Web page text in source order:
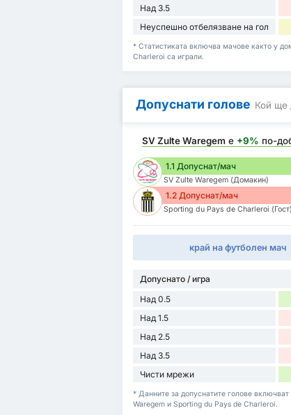
Над 3.5
Неуспешно отбелязване на гол
* Статистиката включва мачове както у
Charleroi са играли.
Допуснати голове Кой ще
SV Zulte Waregem е +9% по-
1.1 Допуснат/мач
SV Zulte Waregem (Домакин)
1.2 Допуснат/мач
Sporting du Pays de Charleroi (Гост)
край на футболен мач
Допуснато / игра
Над 0.5
Над 1.5
Над 2.5
Над 3.5
Чисти мрежи
* Данните за допуснатите голове
Waregem и Sporting du Pays de Charleroi.